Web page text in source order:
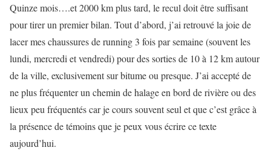
Quinze mois….et 2000 km plus tard, le recul doit être suffisant
pour tirer un premier bilan. Tout d’abord, j’ai retrouvé la joie de
lacer mes chaussures de running 3 fois par semaine (souvent les
lundi, mercredi et vendredi) pour des sorties de 10 à 12 km autour
de la ville, exclusivement sur bitume ou presque. J’ai accepté de
ne plus fréquenter un chemin de halage en bord de rivière ou des
lieux peu fréquentés car je cours souvent seul et que c’est grâce à
la présence de témoins que je peux vous écrire ce texte
aujourd’hui.